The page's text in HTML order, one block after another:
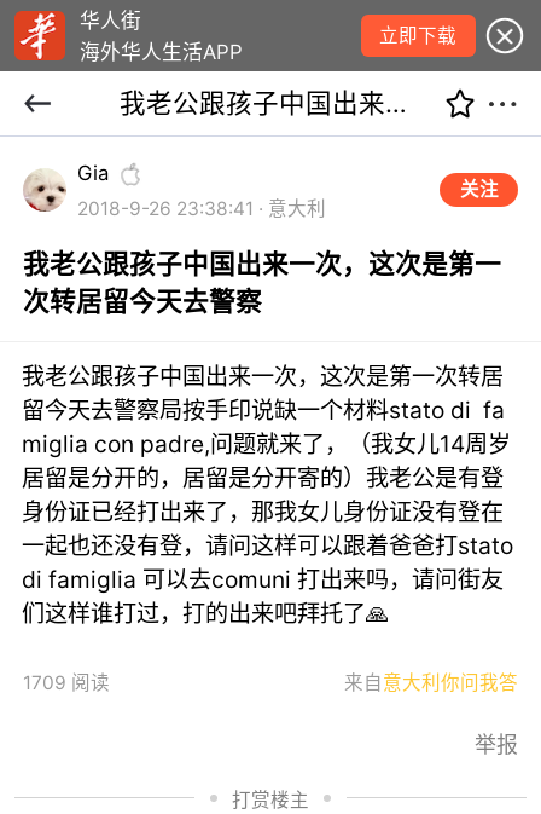
华人街
海外华人生活APP
立即下载
我老公跟孩子中国出来一次，这次是第一次转居留今天去警察
Gia
2018-9-26 23:38:41 · 意大利
关注
我老公跟孩子中国出来一次，这次是第一
次转居留今天去警察
我老公跟孩子中国出来一次，这次是第一次转居
留今天去警察局按手印说缺一个材料stato di fa
miglia con padre,问题就来了，（我女儿14周岁
居留是分开的，居留是分开寄的）我老公是有登
身份证已经打出来了，那我女儿身份证没有登在
一起也还没有登，请问这样可以跟着爸爸打stato
di famiglia 可以去comuni 打出来吗，请问街友
们这样谁打过，打的出来吧拜托了🙏
1709 阅读 来自 意大利你问我答
举报
打赏楼主